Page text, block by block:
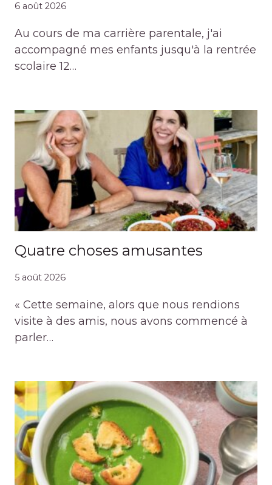
6 août 2026
Au cours de ma carrière parentale, j'ai
accompagné mes enfants jusqu'à la rentrée
scolaire 12…
Quatre choses amusantes
5 août 2026
« Cette semaine, alors que nous rendions
visite à des amis, nous avons commencé à
parler…